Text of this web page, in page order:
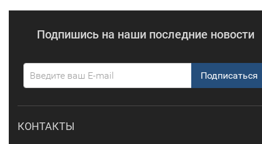
Подпишись на наши последние новости
Подписаться
КОНТАКТЫ